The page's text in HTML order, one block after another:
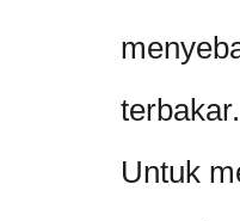
terbakar.
Untuk